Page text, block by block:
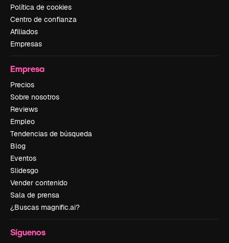
Política de cookies
Centro de confianza
Afiliados
Empresas
Empresa
Precios
Sobre nosotros
Reviews
Empleo
Tendencias de búsqueda
Blog
Eventos
Slidesgo
Vender contenido
Sala de prensa
¿Buscas magnific.ai?
Síguenos